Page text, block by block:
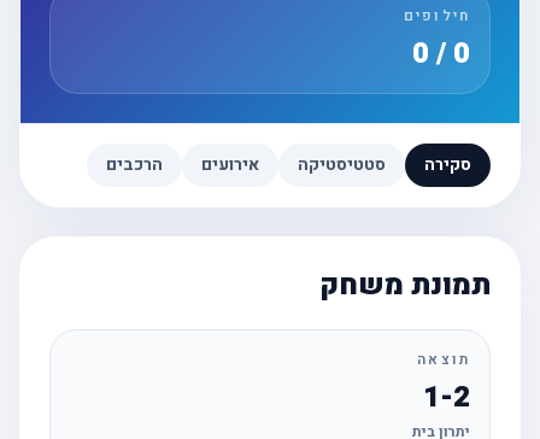
חילופים
סקירה סטטיסטיקה אירועים הרכבים
תמונת משחק
תוצאה
1-2
יתרון בית